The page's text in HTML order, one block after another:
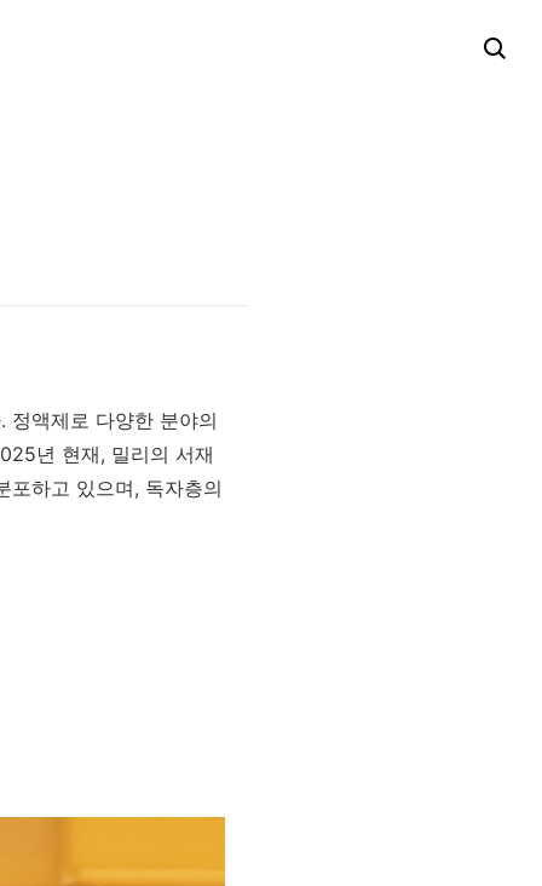
정액제로 다양한 분야의
년 현재, 밀리의 서재
포하고 있으며, 독자층의